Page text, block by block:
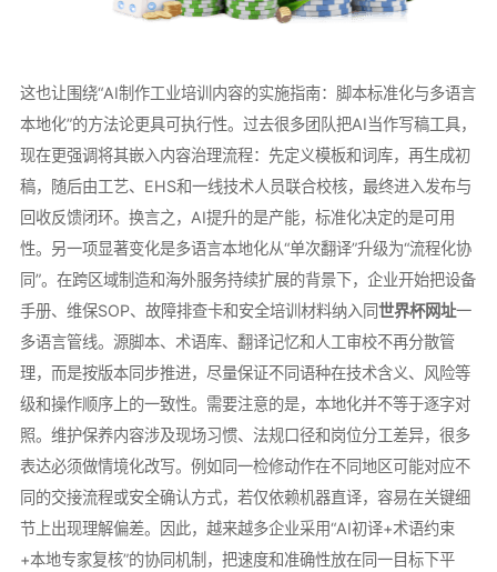
这也让围绕“AI制作工业培训内容的实施指南：脚本标准化与多语言
本地化”的方法论更具可执行性。过去很多团队把AI当作写稿工具，
现在更强调将其嵌入内容治理流程：先定义模板和词库，再生成初
稿，随后由工艺、EHS和一线技术人员联合校核，最终进入发布与
回收反馈闭环。换言之，AI提升的是产能，标准化决定的是可用
性。另一项显著变化是多语言本地化从“单次翻译”升级为“流程化协
同”。在跨区域制造和海外服务持续扩展的背景下，企业开始把设备
手册、维保SOP、故障排查卡和安全培训材料纳入同世界杯网址一
多语言管线。源脚本、术语库、翻译记忆和人工审校不再分散管
理，而是按版本同步推进，尽量保证不同语种在技术含义、风险等
级和操作顺序上的一致性。需要注意的是，本地化并不等于逐字对
照。维护保养内容涉及现场习惯、法规口径和岗位分工差异，很多
表达必须做情境化改写。例如同一检修动作在不同地区可能对应不
同的交接流程或安全确认方式，若仅依赖机器直译，容易在关键细
节上出现理解偏差。因此，越来越多企业采用“AI初译+术语约束
+本地专家复核”的协同机制，把速度和准确性放在同一目标下平